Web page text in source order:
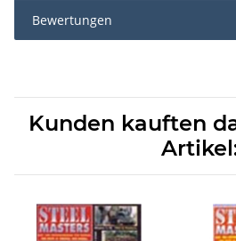
Bewertungen
Kunden kauften